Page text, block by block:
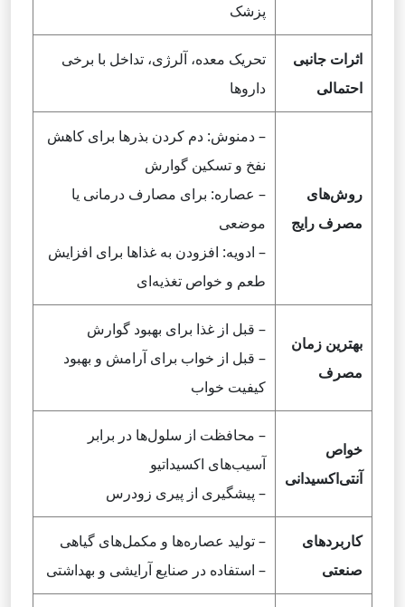
پزشک
اثرات جانبی
احتمالی
تحریک معده، آلرژی، تداخل با برخی
داروها
روش‌های
مصرف رایج
– دمنوش: دم کردن بذرها برای کاهش
نفخ و تسکین گوارش
– عصاره: برای مصارف درمانی یا
موضعی
– ادویه: افزودن به غذاها برای افزایش
طعم و خواص تغذیه‌ای
بهترین زمان
مصرف
– قبل از غذا برای بهبود گوارش
– قبل از خواب برای آرامش و بهبود
کیفیت خواب
خواص
آنتی‌اکسیدانی
– محافظت از سلول‌ها در برابر
آسیب‌های اکسیداتیو
– پیشگیری از پیری زودرس
کاربردهای
صنعتی
– تولید عصاره‌ها و مکمل‌های گیاهی
– استفاده در صنایع آرایشی و بهداشتی